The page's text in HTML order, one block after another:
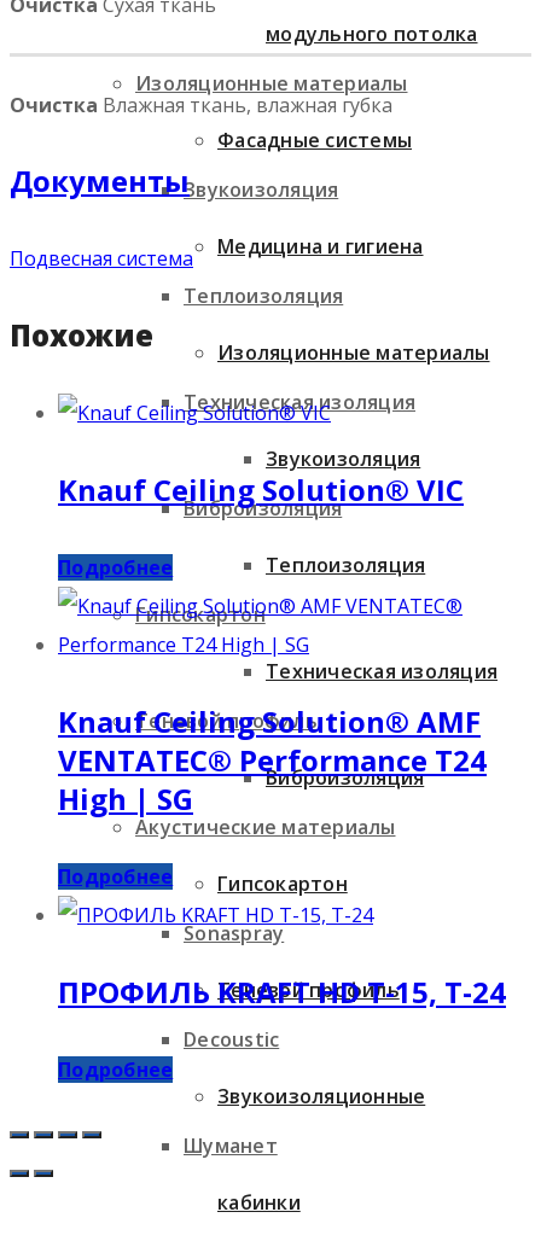
Изоляционные материалы
Звукоизоляция
Теплоизоляция
Техническая изоляция
Виброизоляция
Гипсокартон
Теневой профиль
Акустические материалы
Sonaspray
Decoustic
Шуманет
модульного потолка
Фасадные системы
Медицина и гигиена
Изоляционные материалы
Звукоизоляция
Теплоизоляция
Техническая изоляция
Виброизоляция
Гипсокартон
Теневой профиль
Звукоизоляционные
кабинки
Очистка Влажная ткань, влажная губка
Документы
Подвесная система
Похожие
Knauf Ceiling Solution® VIC
Подробнее
Knauf Ceiling Solution® AMF
VENTATEC® Performance T24
High | SG
Подробнее
ПРОФИЛЬ KRAFT HD T-15, T-24
Подробнее